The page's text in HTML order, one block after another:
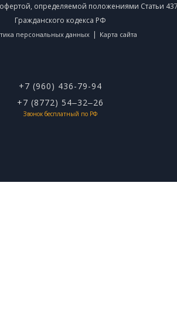
определяемой положениями Статьи
Гражданского кодекса РФ
персональных данных | Карта сайта
+7 (960) 436-79-94
+7 (8772) 54‒32‒26
Звонок бесплатный по РФ